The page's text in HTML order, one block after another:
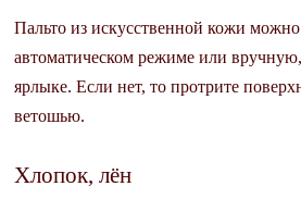
Пальто из искусственной кожи можно
автоматическом режиме или вручную,
ярлыке. Если нет, то протрите
ветошью.
Хлопок, лён